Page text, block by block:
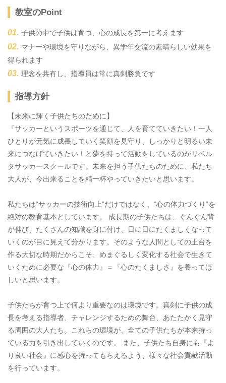
教室のPoint
子供の中で子供は育つ、心の成長を第一に考えます
マナーや環境を守りながら、異学年交流の素晴らしい効果を
得られます
理念を共有し、指導員は常に真剣勝負です
指導方針
【未来に輝く子供たちのために】
『サッカーというスポーツを通じて、人を育てていきたい！一人
ひとりが元気に成長していく笑顔を見守り、しっかりと明るい未
来につなげていきたい！と夢を持って活動をしているのがリベル
タサッカースクールです。未来を担う子供たちのために、私たち
大人が、今出来ることを精一杯やっていきたいと思います。
私たちは“サッカーの技術向上”だけではなく、“心の体力づくり”を
絶対の教育基本としています。 成長期の子供たちは、ぐんぐん背
が伸び、たくさんの知識を身に付け、日に日にたくましくなって
いくのが目に見えて分かります。そのような人間としての土台を
作る大切な時期だからこそ、めまぐるしく変化する社会で生きて
いくために必要な『心の体力』＝『心のたくましさ』を養ってほ
しいと思います。
子供たちが育つ上で何より重要なのは環境です。真剣に子供の成
長を考える指導者、チャレンジするための舞台、あたたかく見守
る周囲の大人たち。これらの環境が、全ての子供たちが本来持っ
ている力を引き出していくのです。 また、子供たち自身にも『よ
り良い社会』に感心を持ってもらえるよう、様々な社会貢献活動
を行っています。